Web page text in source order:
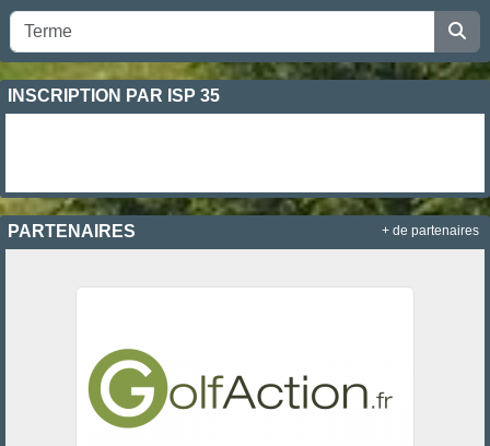
INSCRIPTION PAR ISP 35
PARTENAIRES + de partenaires